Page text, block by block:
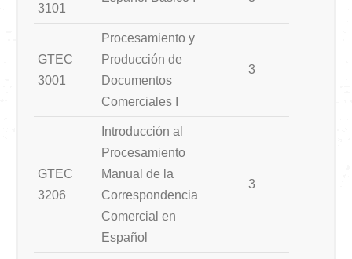
3101
GTEC
3001
Procesamiento y
Producción de
Documentos
Comerciales I
3
GTEC
3206
Introducción al
Procesamiento
Manual de la
Correspondencia
Comercial en
Español
3